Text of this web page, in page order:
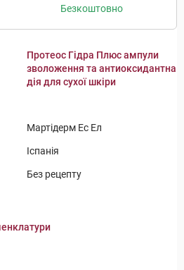
Безкоштовно
Протеос Гідра Плюс ампули
зволоження та антиоксидантна
дія для сухої шкіри
Мартідерм Ес Ел
Іспанія
Без рецепту